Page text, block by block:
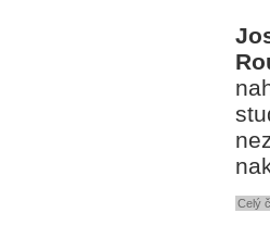
Celý